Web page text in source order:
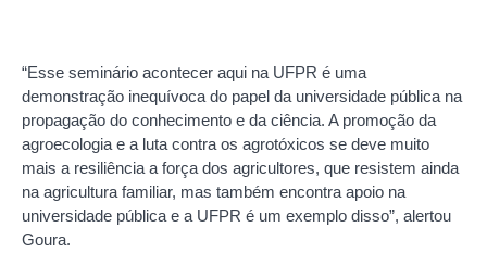
“Esse seminário acontecer aqui na UFPR é uma
demonstração inequívoca do papel da universidade pública na
propagação do conhecimento e da ciência. A promoção da
agroecologia e a luta contra os agrotóxicos se deve muito
mais a resiliência a força dos agricultores, que resistem ainda
na agricultura familiar, mas também encontra apoio na
universidade pública e a UFPR é um exemplo disso”, alertou
Goura.